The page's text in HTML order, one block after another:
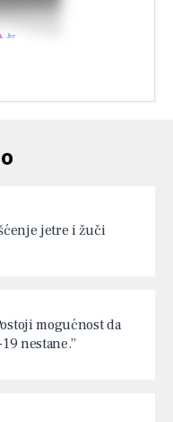
jetre i žuči
mogućnost da
nestane.”